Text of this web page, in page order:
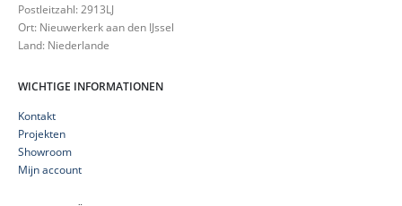
Postleitzahl: 2913LJ
Ort: Nieuwerkerk aan den IJssel
Land: Niederlande
WICHTIGE INFORMATIONEN
Kontakt
Projekten
Showroom
Mijn account